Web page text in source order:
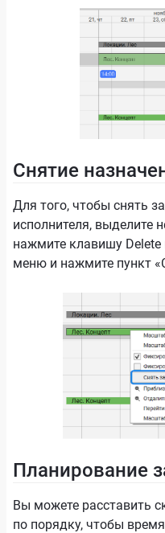
Снятие
Для того, чтобы снять
исполнителя, выделите
нажмите клавишу Delete
меню и нажмите пункт
Планирование
Вы можете расставить
по порядку, чтобы